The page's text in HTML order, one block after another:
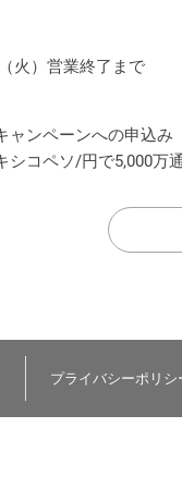
火）営業終了まで
ャンペーンへの申込み
シコペソ/円で5,000万
プライバシーポリシ